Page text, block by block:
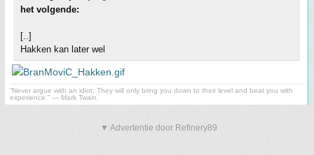
het volgende:
[..]
Hakken kan later wel
“Never argue with an idiot. They will only bring you down to their level and beat you with
experience.” ― Mark Twain.
▼ Advertentie door Refinery89